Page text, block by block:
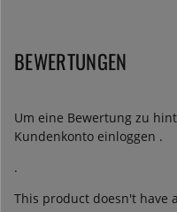
BEWERTUNGEN
Um eine Bewertung zu
Kundenkonto einloggen .
.
This product doesn't have